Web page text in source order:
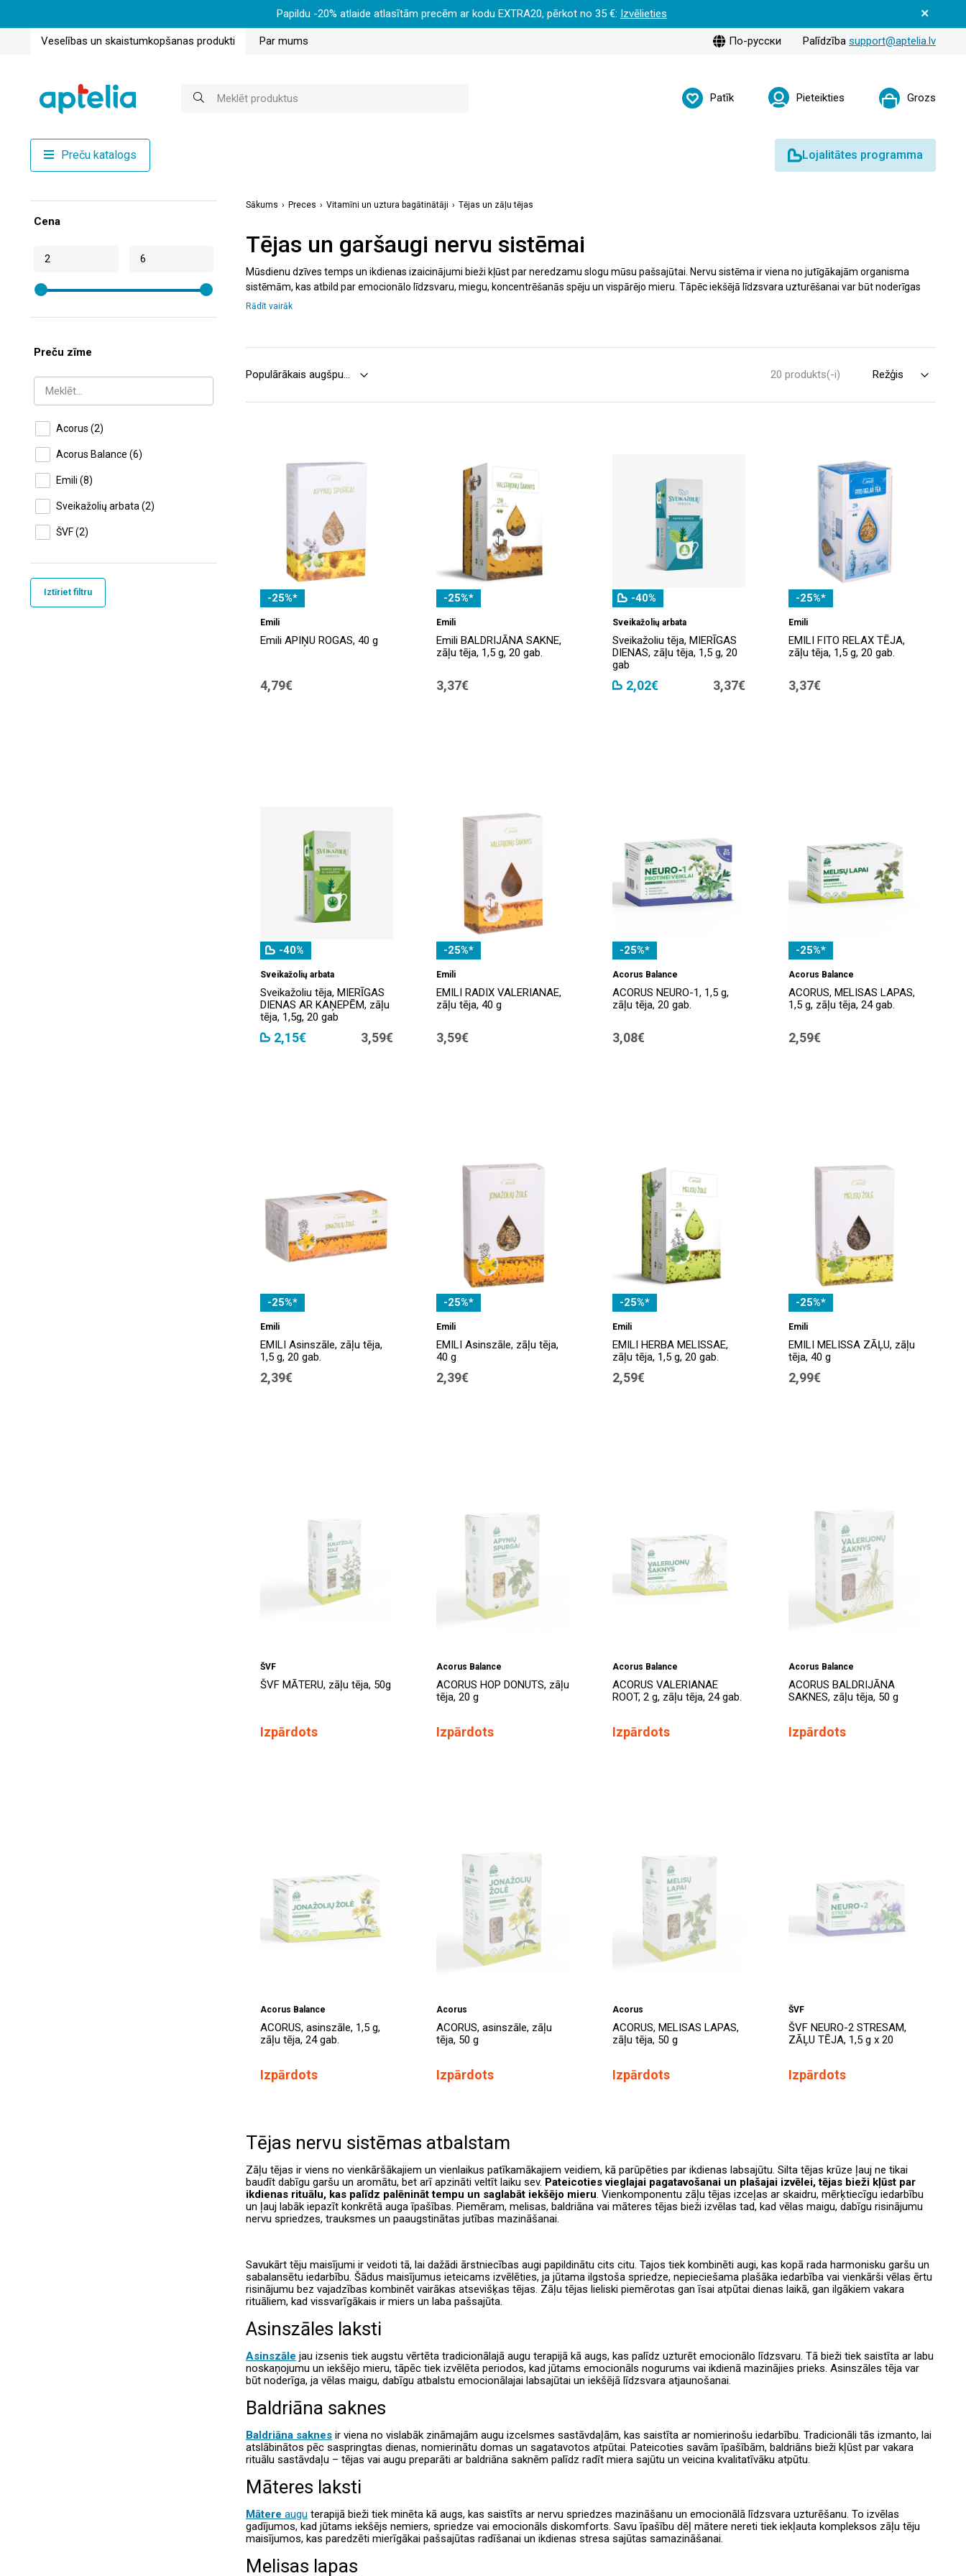
Papildu -20% atlaide atlasītām precēm ar kodu EXTRA20, pērkot no 35 €: Izvēlieties
Veselības un skaistumkopšanas produkti Par mums По-русски Palīdzība support@aptelia.lv
Patīk Pieteikties Grozs
Preču katalogs Lojalitātes programma
Cena
Preču zīme
Acorus (2)
Acorus Balance (6)
Emili (8)
Sveikažolių arbata (2)
ŠVF(2)
Iztīriet filtru
Sākums Preces Vitamīni un uztura bagātinātāji Tējas un zāļu tējas
Tējas un garšaugi nervu sistēmai
Mūsdienu dzīves temps un ikdienas izaicinājumi bieži kļūst par neredzamu slogu mūsu pašsajūtai. Nervu sistēma ir viena no jutīgākajām organisma
sistēmām, kas atbild par emocionālo līdzsvaru, miegu, koncentrēšanās spēju un vispārējo mieru. Tāpēc iekšējā līdzsvara uzturēšanai var būt noderīgas
zāļu tējas un augu izcelsmes preparāti. Aptelia aptiekā atradīsiet plašu sortimentu – no tradicionālajiem ārstniecības augiem un tēju maisījumiem līdz
Rādīt vairāk
20 produkts(-i)
-25%*
Emili
Emili APIŅU ROGAS, 40 g
4,79€
-25%*
Emili
Emili BALDRIJĀNA SAKNE,
zāļu tēja, 1,5 g, 20 gab.
3,37€
-40%
Sveikažolių arbata
Sveikažoliu tēja, MIERĪGAS
DIENAS, zāļu tēja, 1,5 g, 20
gab
2,02€ 3,37€
-25%*
Emili
EMILI FITO RELAX TĒJA,
zāļu tēja, 1,5 g, 20 gab.
3,37€
-40%
Sveikažolių arbata
Sveikažoliu tēja, MIERĪGAS
DIENAS AR KAŅEPĒM, zāļu
tēja, 1,5g, 20 gab
2,15€ 3,59€
-25%*
Emili
EMILI RADIX VALERIANAE,
zāļu tēja, 40 g
3,59€
-25%*
Acorus Balance
ACORUS NEURO-1, 1,5 g,
zāļu tēja, 20 gab.
3,08€
-25%*
Acorus Balance
ACORUS, MELISAS LAPAS,
1,5 g, zāļu tēja, 24 gab.
2,59€
-25%*
Emili
EMILI Asinszāle, zāļu tēja,
1,5 g, 20 gab.
2,39€
-25%*
Emili
EMILI Asinszāle, zāļu tēja,
40 g
2,39€
-25%*
Emili
EMILI HERBA MELISSAE,
zāļu tēja, 1,5 g, 20 gab.
2,59€
-25%*
Emili
EMILI MELISSA ZĀĻU, zāļu
tēja, 40 g
2,99€
ŠVF
ŠVF MĀTERU, zāļu tēja, 50g
Izpārdots
Acorus Balance
ACORUS HOP DONUTS, zāļu
tēja, 20 g
Izpārdots
Acorus Balance
ACORUS VALERIANAE
ROOT, 2 g, zāļu tēja, 24 gab.
Izpārdots
Acorus Balance
ACORUS BALDRIJĀNA
SAKNES, zāļu tēja, 50 g
Izpārdots
Acorus Balance
ACORUS, asinszāle, 1,5 g,
zāļu tēja, 24 gab.
Izpārdots
Acorus
ACORUS, asinszāle, zāļu
tēja, 50 g
Izpārdots
Acorus
ACORUS, MELISAS LAPAS,
zāļu tēja, 50 g
Izpārdots
ŠVF
ŠVF NEURO-2 STRESAM,
ZĀĻU TĒJA, 1,5 g x 20
Izpārdots
Tējas nervu sistēmas atbalstam
Zāļu tējas ir viens no vienkāršākajiem un vienlaikus patīkamākajiem veidiem, kā parūpēties par ikdienas labsajūtu. Silta tējas krūze ļauj ne tikai
baudīt dabīgu garšu un aromātu, bet arī apzināti veltīt laiku sev. Pateicoties vieglajai pagatavošanai un plašajai izvēlei, tējas bieži kļūst par
ikdienas rituālu, kas palīdz palēnināt tempu un saglabāt iekšējo mieru . Vienkomponentu zāļu tējas izceļas ar skaidru, mērķtiecīgu iedarbību
un ļauj labāk iepazīt konkrētā auga īpašības. Piemēram, melisas, baldriāna vai māteres tējas bieži izvēlas tad, kad vēlas maigu, dabīgu risinājumu
nervu spriedzes, trauksmes un paaugstinātas jutības mazināšanai.
Savukārt tēju maisījumi ir veidoti tā, lai dažādi ārstniecības augi papildinātu cits citu. Tajos tiek kombinēti augi, kas kopā rada harmonisku garšu un
sabalansētu iedarbību. Šādus maisījumus ieteicams izvēlēties, ja jūtama ilgstoša spriedze, nepieciešama plašāka iedarbība vai vienkārši vēlas ērtu
risinājumu bez vajadzības kombinēt vairākas atsevišķas tējas. Zāļu tējas lieliski piemērotas gan īsai atpūtai dienas laikā, gan ilgākiem vakara
rituāliem, kad vissvarīgākais ir miers un laba pašsajūta.
Asinszāles laksti
Asinszāle jau izsenis tiek augstu vērtēta tradicionālajā augu terapijā kā augs, kas palīdz uzturēt emocionālo līdzsvaru. Tā bieži tiek saistīta ar labu
noskaņojumu un iekšējo mieru, tāpēc tiek izvēlēta periodos, kad jūtams emocionāls nogurums vai ikdienā mazinājies prieks. Asinszāles tēja var
būt noderīga, ja vēlas maigu, dabīgu atbalstu emocionālajai labsajūtai un iekšējā līdzsvara atjaunošanai.
Baldriāna saknes
Baldriāna saknes ir viena no vislabāk zināmajām augu izcelsmes sastāvdaļām, kas saistīta ar nomierinošu iedarbību. Tradicionāli tās izmanto, lai
atslābinātos pēc saspringtas dienas, nomierinātu domas un sagatavotos atpūtai. Pateicoties savām īpašībām, baldriāns bieži kļūst par vakara
rituālu sastāvdaļu – tējas vai augu preparāti ar baldriāna saknēm palīdz radīt miera sajūtu un veicina kvalitatīvāku atpūtu.
Māteres laksti
Mātere augu terapijā bieži tiek minēta kā augs, kas saistīts ar nervu spriedzes mazināšanu un emocionālā līdzsvara uzturēšanu. To izvēlas
gadījumos, kad jūtams iekšējs nemiers, spriedze vai emocionāls diskomforts. Savu īpašību dēļ mātere nereti tiek iekļauta kompleksos zāļu tēju
maisījumos, kas paredzēti mierīgākai pašsajūtas radīšanai un ikdienas stresa sajūtas samazināšanai.
Melisas lapas